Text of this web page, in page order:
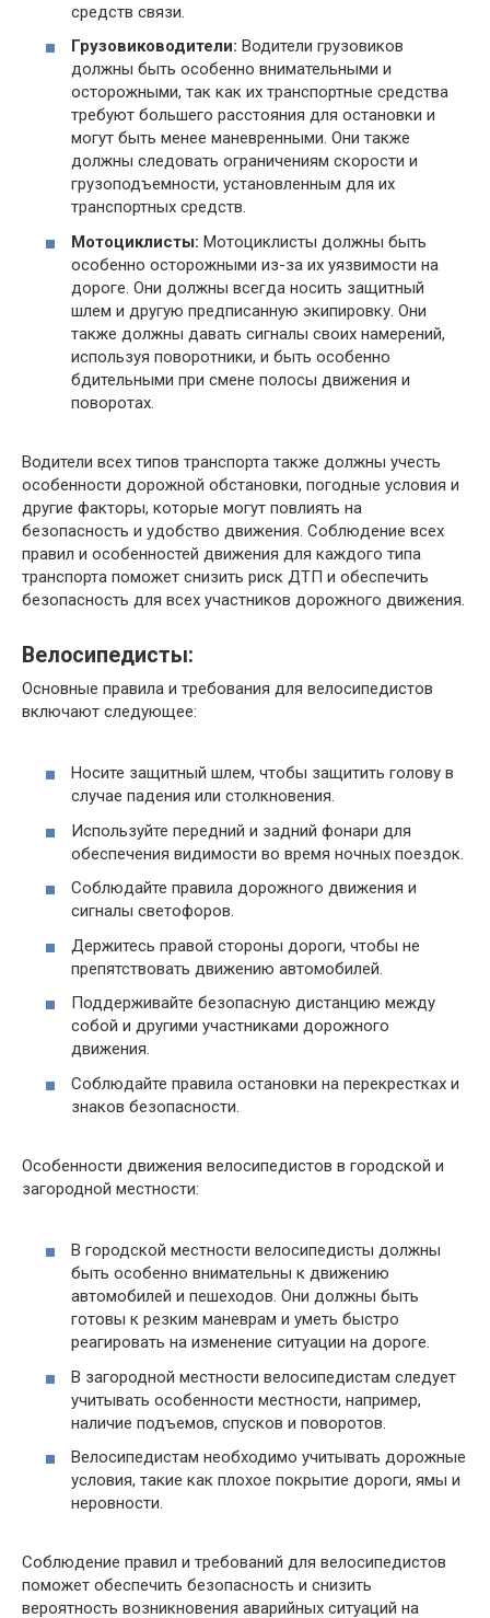
средств связи.
Грузовиководители: Водители грузовиков
должны быть особенно внимательными и
осторожными, так как их транспортные средства
требуют большего расстояния для остановки и
могут быть менее маневренными. Они также
должны следовать ограничениям скорости и
грузоподъемности, установленным для их
транспортных средств.
Мотоциклисты: Мотоциклисты должны быть
особенно осторожными из-за их уязвимости на
дороге. Они должны всегда носить защитный
шлем и другую предписанную экипировку. Они
также должны давать сигналы своих намерений,
используя поворотники, и быть особенно
бдительными при смене полосы движения и
поворотах.
Водители всех типов транспорта также должны учесть
особенности дорожной обстановки, погодные условия и
другие факторы, которые могут повлиять на
безопасность и удобство движения. Соблюдение всех
правил и особенностей движения для каждого типа
транспорта поможет снизить риск ДТП и обеспечить
безопасность для всех участников дорожного движения.
Велосипедисты:
Основные правила и требования для велосипедистов
включают следующее:
Носите защитный шлем, чтобы защитить голову в
случае падения или столкновения.
Используйте передний и задний фонари для
обеспечения видимости во время ночных поездок.
Соблюдайте правила дорожного движения и
сигналы светофоров.
Держитесь правой стороны дороги, чтобы не
препятствовать движению автомобилей.
Поддерживайте безопасную дистанцию между
собой и другими участниками дорожного
движения.
Соблюдайте правила остановки на перекрестках и
знаков безопасности.
Особенности движения велосипедистов в городской и
загородной местности:
В городской местности велосипедисты должны
быть особенно внимательны к движению
автомобилей и пешеходов. Они должны быть
готовы к резким маневрам и уметь быстро
реагировать на изменение ситуации на дороге.
В загородной местности велосипедистам следует
учитывать особенности местности, например,
наличие подъемов, спусков и поворотов.
Велосипедистам необходимо учитывать дорожные
условия, такие как плохое покрытие дороги, ямы и
неровности.
Соблюдение правил и требований для велосипедистов
поможет обеспечить безопасность и снизить
вероятность возникновения аварийных ситуаций на